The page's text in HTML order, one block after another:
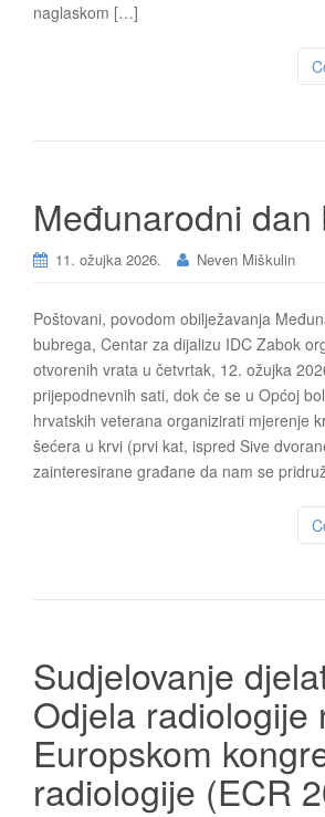
naglaskom […]
Međunarodni dan
11. ožujka 2026. Neven Miškulin
Poštovani, povodom obilježavanja
bubrega, Centar za dijalizu IDC Zabok
otvorenih vrata u četvrtak, 12. ožujka
prijepodnevnih sati, dok će se u Općoj
hrvatskih veterana organizirati mjerenje
šećera u krvi (prvi kat, ispred Sive
zainteresirane građane da nam se
Sudjelovanje
Odjela radiologije
Europskom
radiologije (ECR